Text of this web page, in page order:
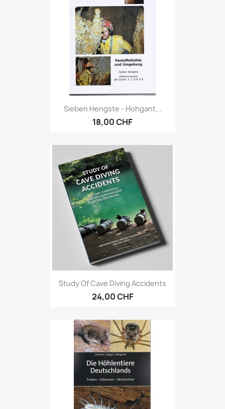
Sieben Hengste - Hohgant...
18,00 CHF
Study Of Cave Diving Accidents
24,00 CHF